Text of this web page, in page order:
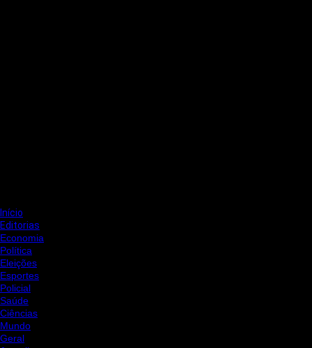
Início
Editorias
Economia
Política
Eleições
Esportes
Policial
Saúde
Ciências
Mundo
Geral